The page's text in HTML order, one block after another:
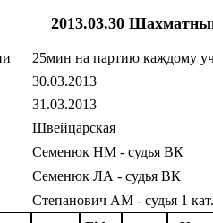
2013.03.30
25мин на партию каждому
30.03.2013
31.03.2013
Швейцарская
Семенюк НМ - судья ВК
Семенюк ЛА - судья ВК
Степанович АМ - судья 1 кат.